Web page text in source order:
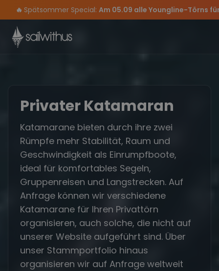
Skip to content
🔥 Spätsommer Special: Am 05.09 alle Youngline-Törns
Sichere Dir jetztDein Meilenbuch und Deine sailwithus-
Verpass keineTörn-Updates, Insider-Tippsund exklusive
Season Closing Party 2026!Die Saison war legendär – wir
Privater Katamaran
Katamarane bieten durch ihre zwei
Rümpfe mehr Stabilität, Raum und
Geschwindigkeit als Einrumpfboote,
ideal für komfortables Segeln,
Gruppenreisen und Langstrecken. Auf
Anfrage können wir verschiedene
Katamarane für Ihren Privattörn
organisieren, auch solche, die nicht auf
unserer Website aufgeführt sind. Über
unser Stammportfolio hinaus
organisieren wir auf Anfrage weltweit